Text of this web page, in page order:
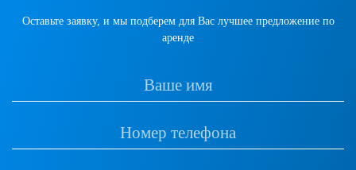
Оставьте заявку, и мы подберем для Вас лучшее предложение по
аренде